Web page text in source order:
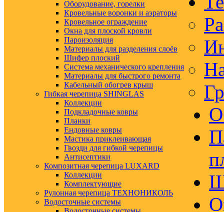
Оборудование, горелки
Кровельные воронки и аэраторы
Кровельное ограждение
Окна для плоской кровли
Пароизоляция
Материалы для разделения слоёв
Шифер плоский
Система механического крепления
Материалы для быстрого ремонта
Кабельный обогрев крыш
Гибкая черепица SHINGLAS
Коллекции
Подкладочные ковры
Планки
Ендовные ковры
Мастика приклеивающая
Гвозди для гибкой черепицы
Антисептики
Композитная черепица LUXARD
Коллекции
Комплектующие
Рулонная черепица ТЕХНОНИКОЛЬ
Водосточные системы